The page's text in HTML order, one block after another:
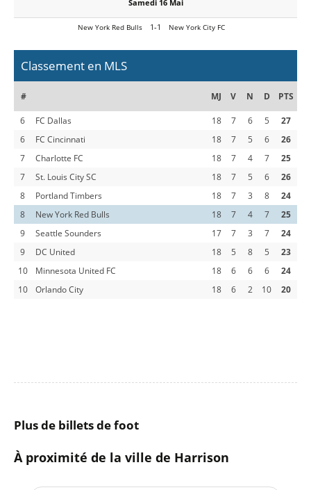
Samedi 16 Mai
New York Red Bulls 1-1 New York City FC
Classement en MLS
# MJ V N D PTS
6 FC Dallas 18 7 6 5
27
6
FC Cincinnati 18 7 5 6
26
7
Charlotte FC 18 7 4 7
25
7
St. Louis City SC 18 7 5 6
26
8
Portland Timbers 18 7 3 8
24
8
New York Red Bulls 18 7 4 7
25
9
Seattle Sounders 17 7 3 7
24
9
DC United 18 5 8 5
23
10
Minnesota United FC 18 6 6 6
24
10
Orlando City 18 6 2 10 20
Plus de billets de foot
À proximité de la ville de Harrison